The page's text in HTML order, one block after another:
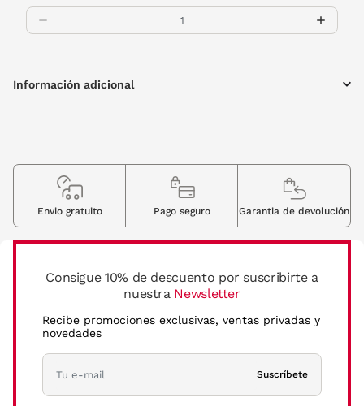
Información adicional
Consigue 10% de descuento por suscribirte a
nuestra Newsletter
Recibe promociones exclusivas, ventas privadas y
novedades
Suscríbete
Envio gratuito Pago seguro Garantia de devolución